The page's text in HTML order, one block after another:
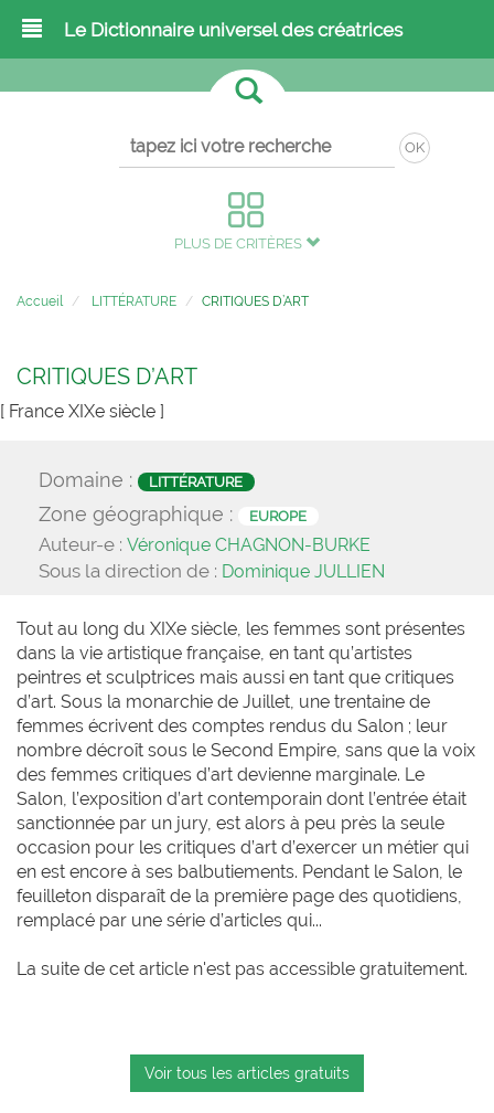
Le Dictionnaire universel des créatrices
OK
PLUS DE CRITÈRES
Accueil LITTÉRATURE CRITIQUES D’ART
CRITIQUES D’ART
[ France XIXe siècle ]
Domaine : LITTÉRATURE
Zone géographique : EUROPE
Auteur-e : Véronique CHAGNON-BURKE
Sous la direction de : Dominique JULLIEN
Tout au long du XIXe siècle, les femmes sont présentes
dans la vie artistique française, en tant qu’artistes
peintres et sculptrices mais aussi en tant que critiques
d’art. Sous la monarchie de Juillet, une trentaine de
femmes écrivent des comptes rendus du Salon ; leur
nombre décroît sous le Second Empire, sans que la voix
des femmes critiques d’art devienne marginale. Le
Salon, l’exposition d’art contemporain dont l’entrée était
sanctionnée par un jury, est alors à peu près la seule
occasion pour les critiques d’art d’exercer un métier qui
en est encore à ses balbutiements. Pendant le Salon, le
feuilleton disparaît de la première page des quotidiens,
remplacé par une série d’articles qui...
La suite de cet article n'est pas accessible gratuitement.
Voir tous les articles gratuits